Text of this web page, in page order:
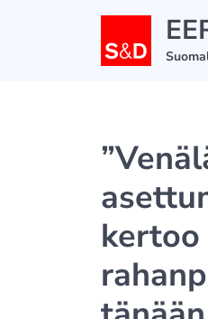
kertoo